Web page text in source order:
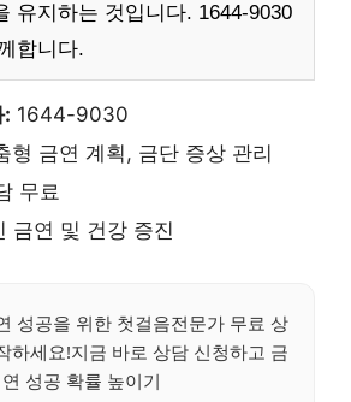
유지하는 것입니다. 1644-9030
합니다.
: 1644-9030
형 금연 계획, 금단 증상 관리
무료
금연 및 건강 증진
성공을 위한 첫걸음전문가 무료 상
하세요!지금 바로 상담 신청하고 금
연 성공 확률 높이기